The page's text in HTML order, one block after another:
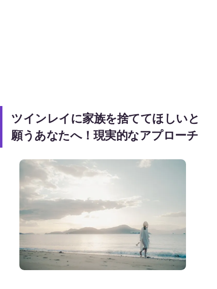
ツインレイに家族を捨ててほしいと
願うあなたへ！現実的なアプローチ